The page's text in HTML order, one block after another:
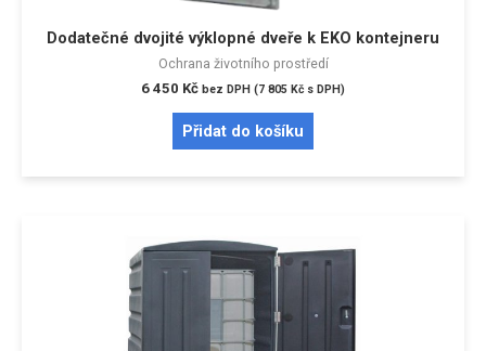
Dodatečné dvojité výklopné dveře k EKO kontejneru
Ochrana životního prostředí
6 450 Kč bez DPH (7 805 Kč s DPH)
Přidat do košíku